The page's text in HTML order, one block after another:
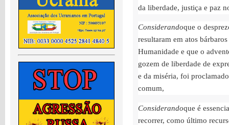
da liberdade, justiça e paz
Considerandoque o
resultaram em atos
Humanidade e que o
gozem de liberdade de
e da miséria, foi
comum,
Considerandoque é
recorrer, como último